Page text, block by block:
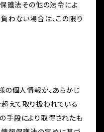
保護法その他の法令によ
わない場合は、この限り
の個人情報が、あらかじ
えて取り扱われている
手段により取得されたも